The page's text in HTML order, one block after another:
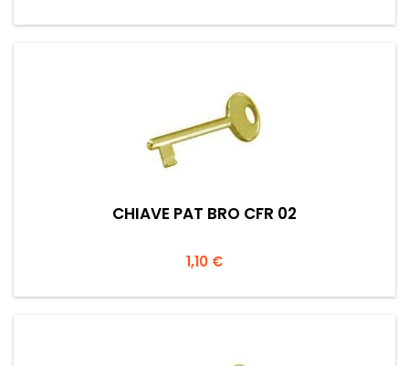
CHIAVE PAT BRO CFR 02
Prezzo
1,10 €